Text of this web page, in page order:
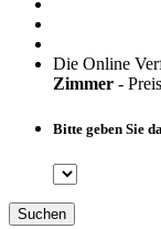
Die Online
Zimmer -
Bitte geben Sie
Suchen